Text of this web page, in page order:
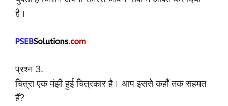
है।
प्रश्न 3.
चित्रा एक मंझी हुई चित्रकार है। आप इससे कहाँ तक सहमत
हैं?